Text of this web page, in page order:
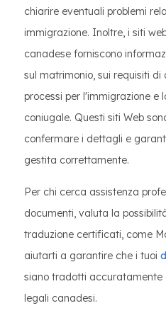
chiarire eventuali problemi
immigrazione. Inoltre, i siti
canadese forniscono
sul matrimonio, sui requisiti di
processi per l'immigrazione e
coniugale. Questi siti Web
confermare i dettagli e
gestita correttamente.
Per chi cerca assistenza
documenti, valuta la
traduzione certificati, come
aiutarti a garantire che i tuoi
siano tradotti accuratamente
legali canadesi.